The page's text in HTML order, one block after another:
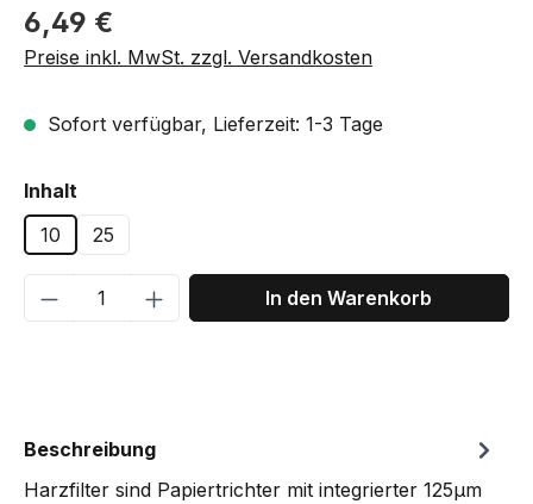
Regulärer Preis:
6,49 €
Preise inkl. MwSt. zzgl. Versandkosten
Sofort verfügbar, Lieferzeit: 1-3 Tage
Inhalt
10
25
Produkt Anzahl: Gib denIn den Warenkorb
Beschreibung
Harzfilter sind Papiertrichter mit integrierter 125μm